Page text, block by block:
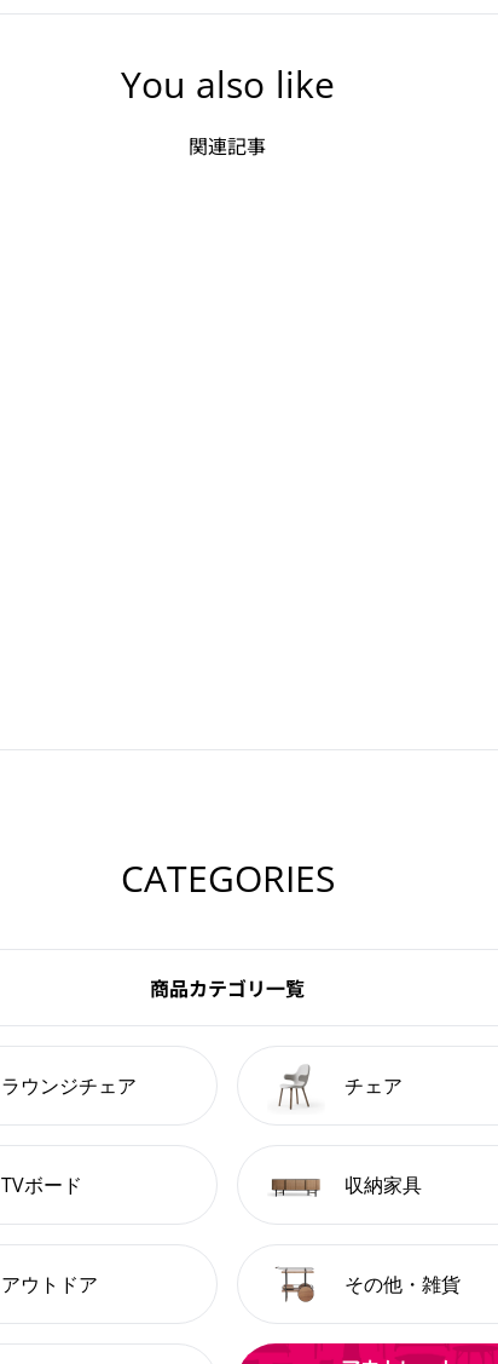
You also like
関連記事
CATEGORIES
商品カテゴリ一覧
ラウンジチェア チェア
TVボード 収納家具
アウトドア その他・雑貨